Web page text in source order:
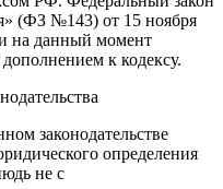
(ФЗ №143) от 15 ноября
на данный момент
к кодексу.
законодательстве
определения
не с